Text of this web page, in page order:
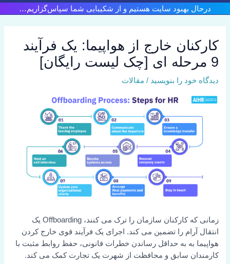
پرش
به
درحال بهبود سایت هستیم و از شکیبایی شما سپاس‌گزاریم…
کارکنان خارج از هواپیما: یک فرآیند
9 مرحله ای [چک لیست رایگان]
دیدگاه‌ خود را بنویسید / مقالات
زمانی که کارکنان سازمان را ترک می کنند، Offboarding یک
انتقال آرام را تضمین می کند. اجرای یک فرآیند قوی خارج کردن
هواپیما به به حداقل رساندن خطرات قانونی، حفظ روابط مثبت با
کارمندان سابق و محافظت از شهرت یک تجارت کمک می کند.